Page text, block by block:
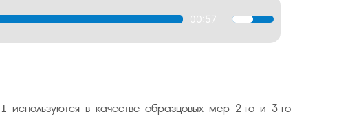
00:57
Используйте
клавиши
увеличить
в качестве образцовых мер 2-го и 3-го